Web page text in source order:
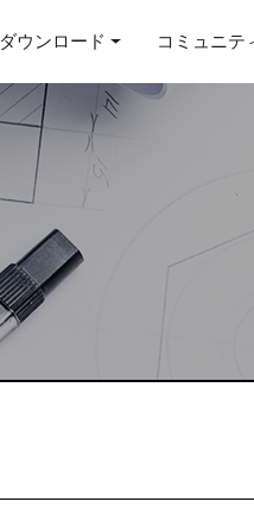
ダウンロード コミュニテ